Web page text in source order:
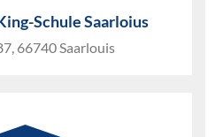
Schule Saarloius
66740 Saarlouis